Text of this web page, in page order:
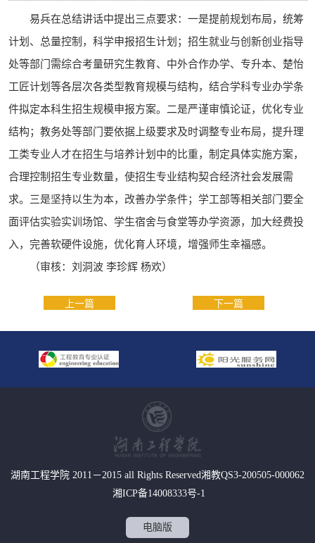
易兵在总结讲话中提出三点要求：一是提前规划布局，统筹
计划、总量控制，科学申报招生计划；招生就业与创新创业指导
处等部门需综合考量研究生教育、中外合作办学、专升本、楚怡
工匠计划等各层次各类型教育规模与结构，结合学科专业办学条
件拟定本科生招生规模申报方案。二是严谨审慎论证，优化专业
结构；教务处等部门要依据上级要求及时调整专业布局，提升理
工类专业人才在招生与培养计划中的比重，制定具体实施方案，
合理控制招生专业数量，使招生专业结构契合经济社会发展需
求。三是坚持以生为本，改善办学条件；学工部等相关部门要全
面评估实验实训场馆、学生宿舍与食堂等办学资源，加大经费投
入，完善软硬件设施，优化育人环境，增强师生幸福感。
（审核：刘洞波 李珍辉 杨欢）
上一篇 下一篇
湖南工程学院 2011－2015 all Rights Reserved湘教QS3-200505-000062
湘ICP备14008333号-1
电脑版